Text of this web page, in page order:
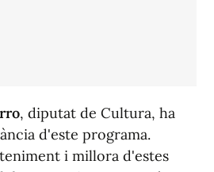
, diputat de Cultura, ha
d'este programa.
i millora d'estes